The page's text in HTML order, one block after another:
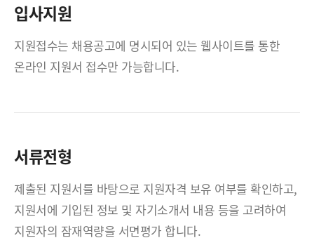
입사지원
지원접수는 채용공고에 명시되어 있는 웹사이트를 통한
온라인 지원서 접수만 가능합니다.
서류전형
제출된 지원서를 바탕으로 지원자격 보유 여부를 확인하고,
지원서에 기입된 정보 및 자기소개서 내용 등을 고려하여
지원자의 잠재역량을 서면평가 합니다.